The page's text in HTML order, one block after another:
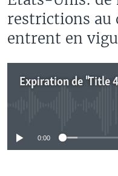
restrictions au
entrent en
0:00